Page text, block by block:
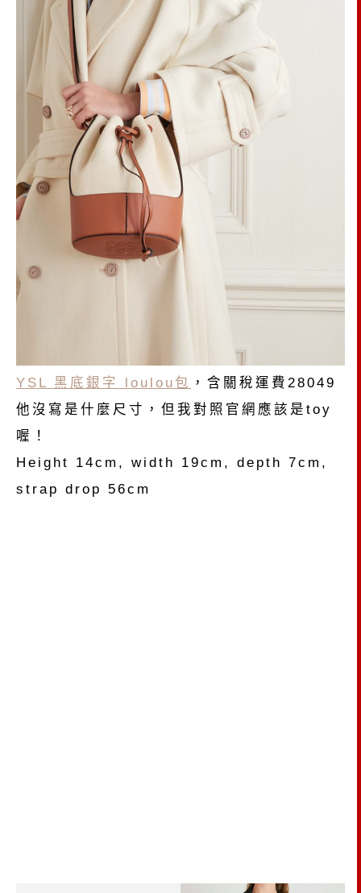
YSL 黑底銀字 loulou包 ，含關稅運費28049
他沒寫是什麼尺寸，但我對照官網應該是toy
喔！
Height 14cm, width 19cm, depth 7cm,
strap drop 56cm